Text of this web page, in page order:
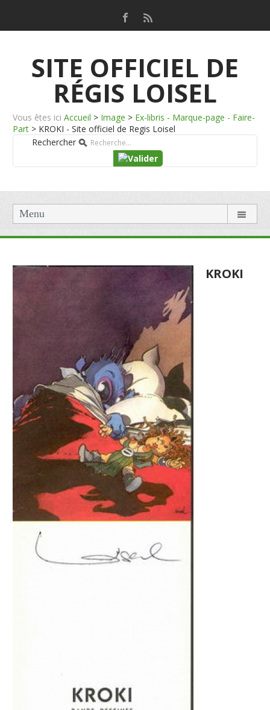
SITE OFFICIEL DE
RÉGIS LOISEL
Vous êtes ici Accueil > Image > Ex-libris - Marque-page - Faire-
Part > KROKI - Site officiel de Regis Loisel
Rechercher
Menu
KROKI